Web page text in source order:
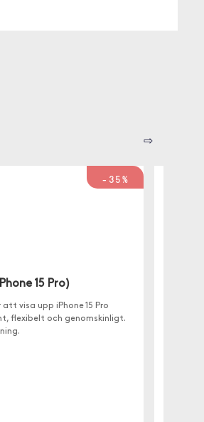
⇨
-35%
15 Pro)
visa upp iPhone 15 Pro
flexibelt och genomskinligt.